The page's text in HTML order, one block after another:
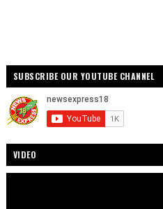
SUBSCRIBE OUR YOUTUBE CHANNEL
VIDEO